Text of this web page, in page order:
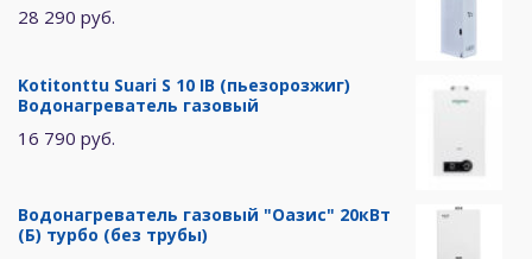
28 290 руб.
Kotitonttu Suari S 10 IB (пьезорозжиг)
Водонагреватель газовый
16 790 руб.
Водонагреватель газовый "Оазис" 20кВт
(Б) турбо (без трубы)